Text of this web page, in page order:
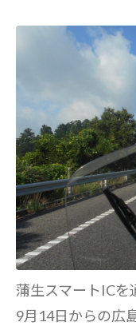
蒲生スマートICを
9月14日からの広